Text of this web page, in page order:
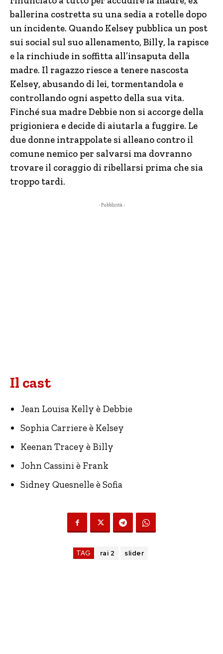
ballerina costretta su una sedia a rotelle dopo
un incidente. Quando Kelsey pubblica un post
sui social sul suo allenamento, Billy, la rapisce
e la rinchiude in soffitta all’insaputa della
madre. Il ragazzo riesce a tenere nascosta
Kelsey, abusando di lei, tormentandola e
controllando ogni aspetto della sua vita.
Finché sua madre Debbie non si accorge della
prigioniera e decide di aiutarla a fuggire. Le
due donne intrappolate si alleano contro il
comune nemico per salvarsi ma dovranno
trovare il coraggio di ribellarsi prima che sia
troppo tardi.
- Pubblicità -
Il cast
Jean Louisa Kelly è Debbie
Sophia Carriere è Kelsey
Keenan Tracey è Billy
John Cassini è Frank
Sidney Quesnelle è Sofia
TAG rai 2 slider